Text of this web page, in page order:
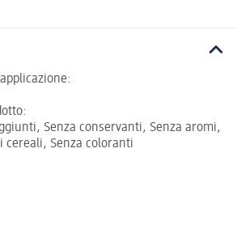
Senza conservanti, Senza aromi,
cereali, Senza coloranti